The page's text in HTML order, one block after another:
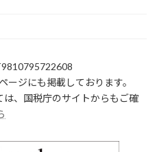
ページにも掲載しております。
、国税庁のサイトからもご確